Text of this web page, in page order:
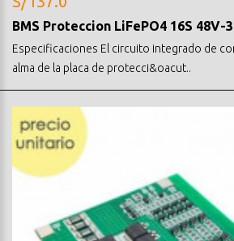
BMS Proteccion LiFePO4 16S 48V-
Especificaciones El circuito integrado de
alma de la placa de protecci&oacut..